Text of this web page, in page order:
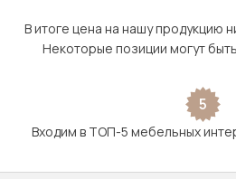
В итоге цена на нашу продукцию
Некоторые позиции могут
5
Входим в ТОП-5 мебельных